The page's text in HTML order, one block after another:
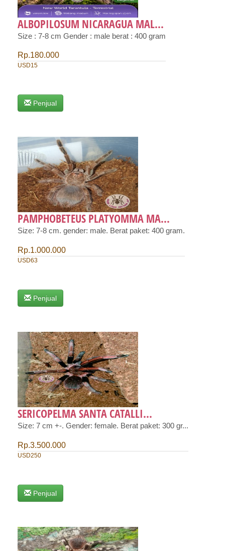
ALBOPILOSUM NICARAGUA MAL...
Size : 7-8 cm Gender : male berat : 400 gram
Rp.180.000
USD15
Penjual
PAMPHOBETEUS PLATYOMMA MA...
Size: 7-8 cm. gender: male. Berat paket: 400 gram.
Rp.1.000.000
USD63
Penjual
SERICOPELMA SANTA CATALLI...
Size: 7 cm +-. Gender: female. Berat paket: 300 gr...
Rp.3.500.000
USD250
Penjual